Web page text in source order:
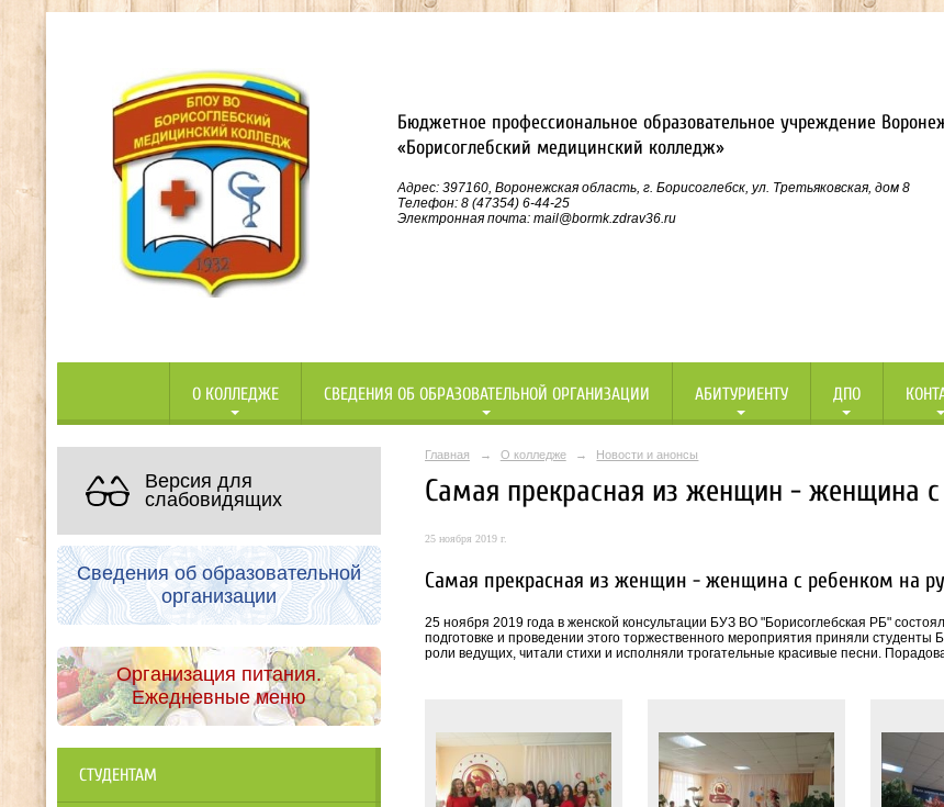
Бюджетное профессиональное образовательное учреждение
«Борисоглебский медицинский колледж»
Адрес: 397160, Воронежская область, г. Борисоглебск, ул. Третьяковская, дом 8
Телефон: 8 (47354) 6-44-25
Электронная почта: mail@bormk.zdrav36.ru
О КОЛЛЕДЖЕ СВЕДЕНИЯ ОБ ОБРАЗОВАТЕЛЬНОЙ ОРГАНИЗАЦИИ АБИТУРИЕНТУ ДПО
Версия для
слабовидящих
Сведения об образовательной
организации
Организация питания.
Ежедневные меню
СТУДЕНТАМ
Главная → О колледже → Новости и анонсы
Самая прекрасная из женщин - женщина
25 ноября 2019 г.
Самая прекрасная из женщин - женщина с ребенком на
25 ноября 2019 года в женской консультации БУЗ ВО "Борисоглебская РБ"
подготовке и проведении этого торжественного мероприятия приняли
роли ведущих, читали стихи и исполняли трогательные красивые песни.